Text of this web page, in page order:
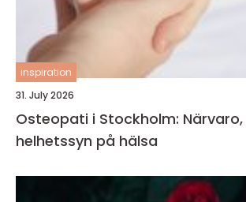
inspiration
31. July 2026
Osteopati i Stockholm:
helhetssyn på hälsa